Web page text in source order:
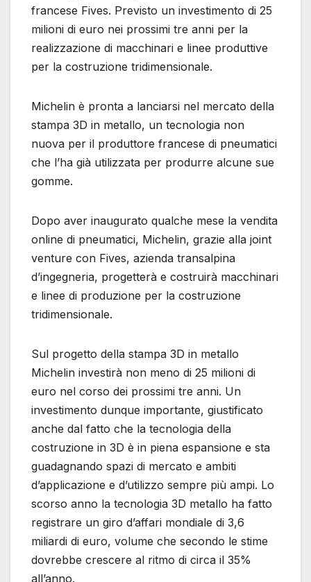
francese Fives. Previsto un investimento di 25
milioni di euro nei prossimi tre anni per la
realizzazione di macchinari e linee produttive
per la costruzione tridimensionale.
Michelin è pronta a lanciarsi nel mercato della
stampa 3D in metallo, un tecnologia non
nuova per il produttore francese di pneumatici
che l’ha già utilizzata per produrre alcune sue
gomme.
Dopo aver inaugurato qualche mese la vendita
online di pneumatici, Michelin, grazie alla joint
venture con Fives, azienda transalpina
d’ingegneria, progetterà e costruirà macchinari
e linee di produzione per la costruzione
tridimensionale.
Sul progetto della stampa 3D in metallo
Michelin investirà non meno di 25 milioni di
euro nel corso dei prossimi tre anni. Un
investimento dunque importante, giustificato
anche dal fatto che la tecnologia della
costruzione in 3D è in piena espansione e sta
guadagnando spazi di mercato e ambiti
d’applicazione e d’utilizzo sempre più ampi. Lo
scorso anno la tecnologia 3D metallo ha fatto
registrare un giro d’affari mondiale di 3,6
miliardi di euro, volume che secondo le stime
dovrebbe crescere al ritmo di circa il 35%
all’anno.